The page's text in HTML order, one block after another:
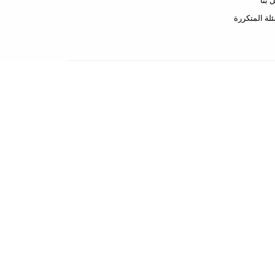
المتكررة